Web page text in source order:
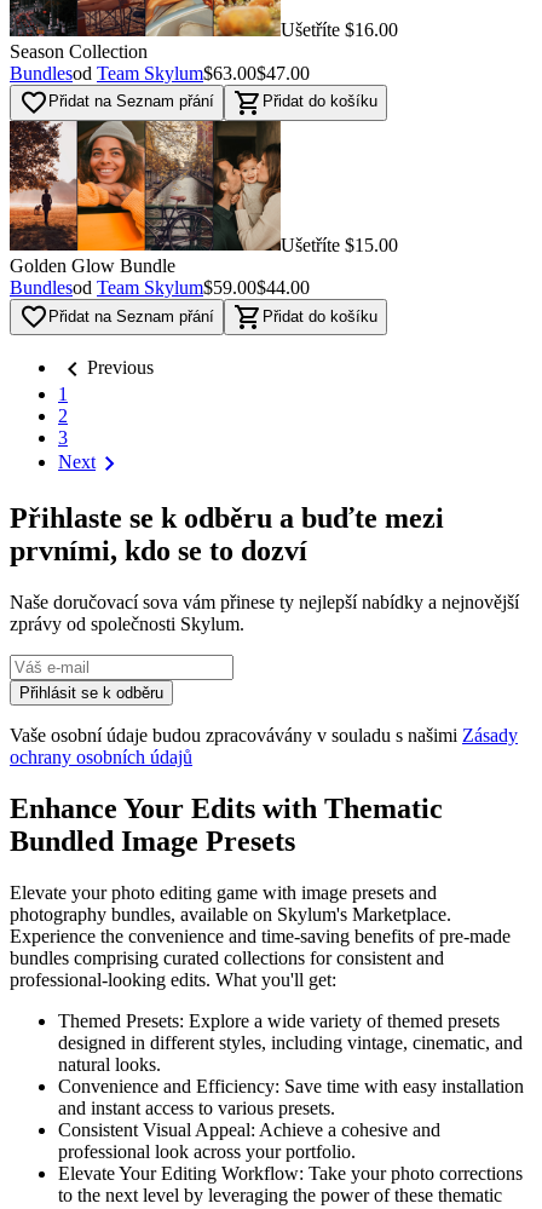
Ušetříte $16.00
Season Collection
Bundlesod Team Skylum$63.00$47.00
favorite_border Přidat na Seznam přání shopping_cart Přidat do košíku
Ušetříte $15.00
Golden Glow Bundle
Bundlesod Team Skylum$59.00$44.00
favorite_border Přidat na Seznam přání shopping_cart Přidat do košíku
chevron_left Previous
1
2
3
Nextchevron_right
Přihlaste se k odběru a buďte mezi
prvními, kdo se to dozví
Naše doručovací sova vám přinese ty nejlepší nabídky a nejnovější
zprávy od společnosti Skylum.
Přihlásit se k odběru
Vaše osobní údaje budou zpracovávány v souladu s našimi Zásady
ochrany osobních údajů
Enhance Your Edits with Thematic
Bundled Image Presets
Elevate your photo editing game with image presets and
photography bundles, available on Skylum's Marketplace.
Experience the convenience and time-saving benefits of pre-made
bundles comprising curated collections for consistent and
professional-looking edits. What you'll get:
Themed Presets: Explore a wide variety of themed presets
designed in different styles, including vintage, cinematic, and
natural looks.
Convenience and Efficiency: Save time with easy installation
and instant access to various presets.
Consistent Visual Appeal: Achieve a cohesive and
professional look across your portfolio.
Elevate Your Editing Workflow: Take your photo corrections
to the next level by leveraging the power of these thematic